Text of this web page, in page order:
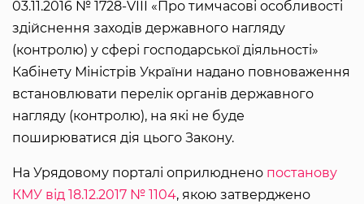
03.11.2016 № 1728-VIII «Про тимчасові особливості
здійснення заходів державного нагляду
(контролю) у сфері господарської діяльності»
Кабінету Міністрів України надано повноваження
встановлювати перелік органів державного
нагляду (контролю), на які не буде
поширюватися дія цього Закону.
На Урядовому порталі оприлюднено постанову
КМУ від 18.12.2017 № 1104, якою затверджено